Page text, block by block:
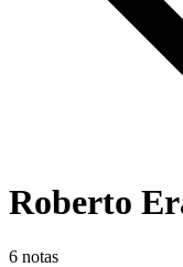
Roberto
6 notas